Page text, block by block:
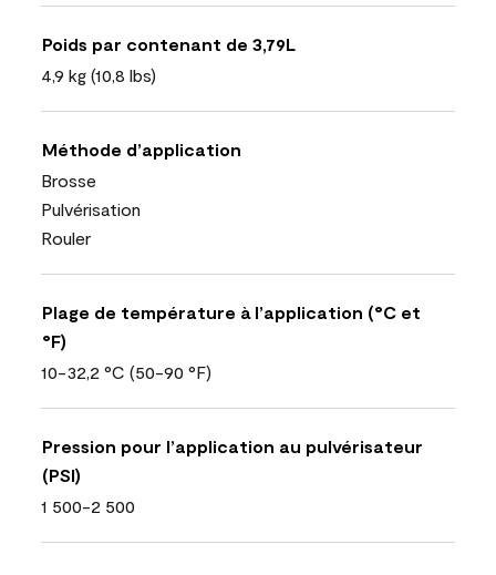
Poids par contenant de 3,79L
4,9 kg (10,8 lbs)
Méthode d’application
Brosse
Pulvérisation
Rouler
Plage de température à l’application (°C et
°F)
10-32,2 °C (50-90 °F)
Pression pour l’application au pulvérisateur
(PSI)
1 500-2 500